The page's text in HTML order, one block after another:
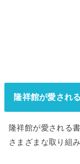
隆祥館が愛され
隆祥館が愛される
さまざまな取り組